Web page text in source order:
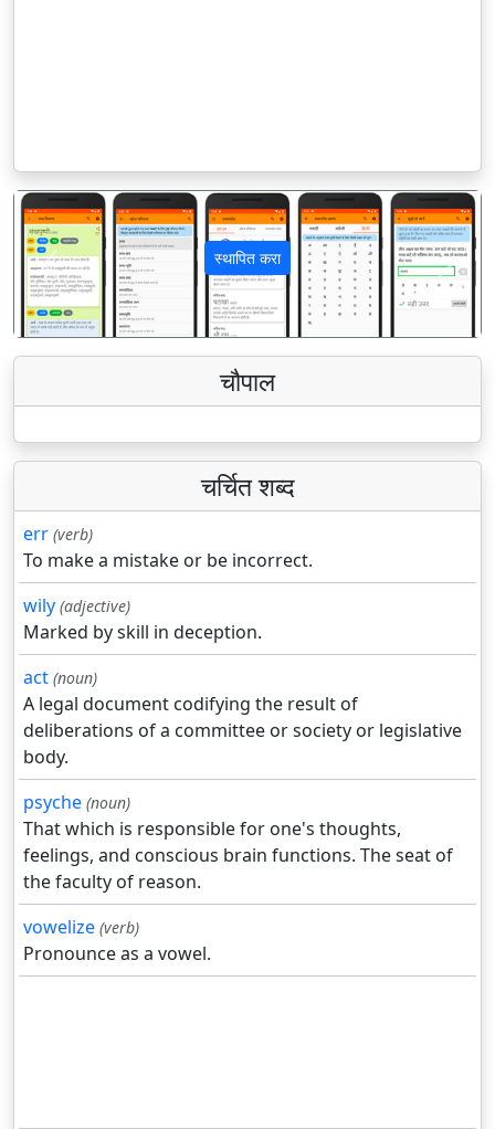
स्थापित करा
पिछला अगला
चौपाल
चर्चित शब्द
err (verb)
To make a mistake or be incorrect.
wily (adjective)
Marked by skill in deception.
act (noun)
A legal document codifying the result of
deliberations of a committee or society or legislative
body.
psyche (noun)
That which is responsible for one's thoughts,
feelings, and conscious brain functions. The seat of
the faculty of reason.
vowelize (verb)
Pronounce as a vowel.